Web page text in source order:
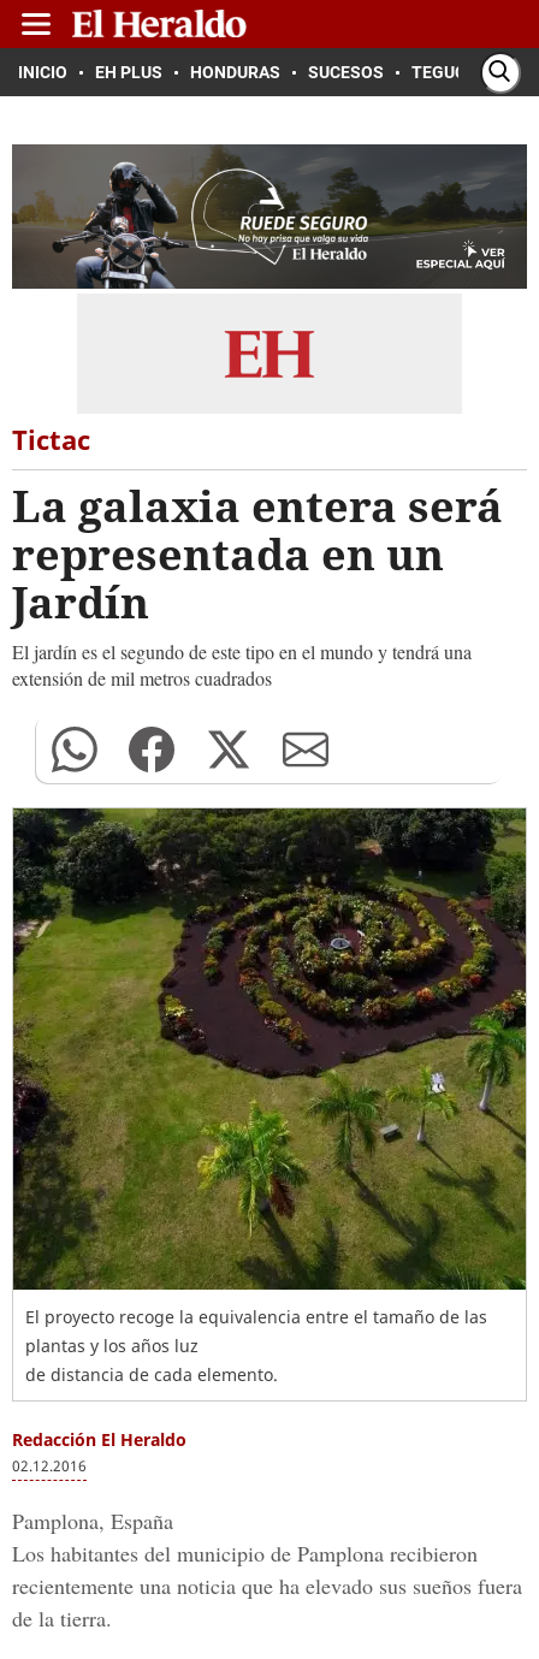
INICIO EH PLUS HONDURAS SUCESOS TEGUCIGALPA
Tictac
La galaxia entera será
representada en un
Jardín
El jardín es el segundo de este tipo en el mundo y tendrá una
extensión de mil metros cuadrados
El proyecto recoge la equivalencia entre el tamaño de las
plantas y los años luz
de distancia de cada elemento.
Redacción El Heraldo
02.12.2016
Pamplona, España
Los habitantes del municipio de Pamplona recibieron
recientemente una noticia que ha elevado sus sueños fuera
de la tierra.